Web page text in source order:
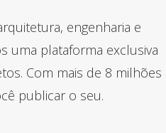
engenharia e
uma plataforma exclusiva
Com mais de 8 milhões
publicar o seu.